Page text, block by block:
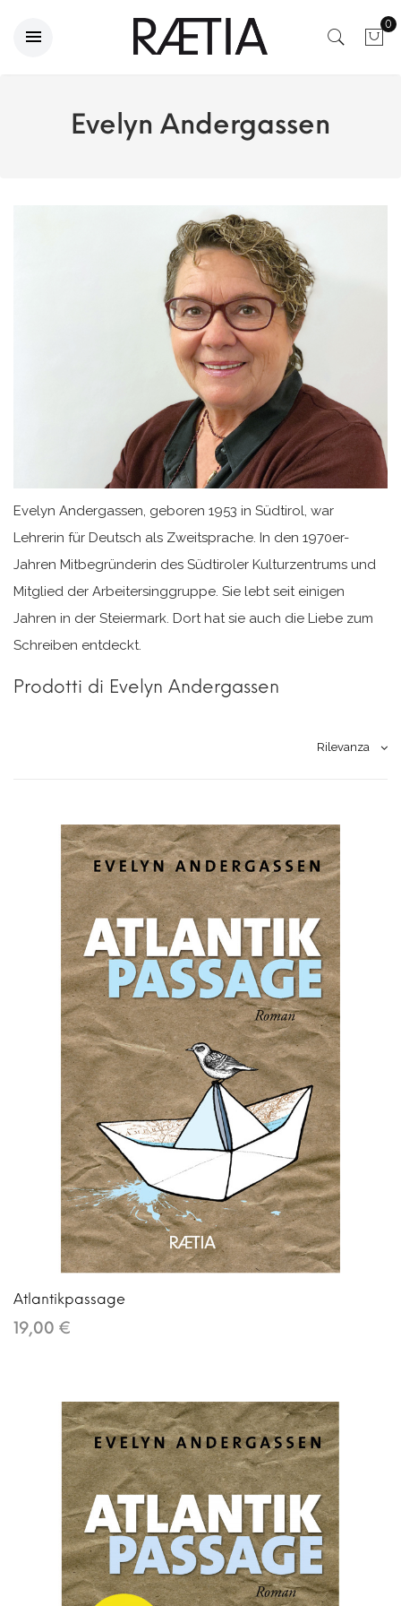
0
Evelyn Andergassen
Evelyn Andergassen, geboren 1953 in Südtirol, war
Lehrerin für Deutsch als Zweitsprache. In den 1970er-
Jahren Mitbegründerin des Südtiroler Kulturzentrums und
Mitglied der Arbeitersinggruppe. Sie lebt seit einigen
Jahren in der Steiermark. Dort hat sie auch die Liebe zum
Schreiben entdeckt.
Prodotti di Evelyn Andergassen
Rilevanza
Atlantikpassage
19,00 €